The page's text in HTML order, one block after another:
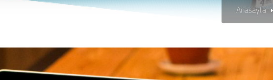
Anasayfa